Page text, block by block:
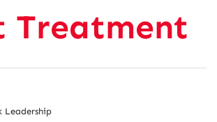
Treatment
Leadership